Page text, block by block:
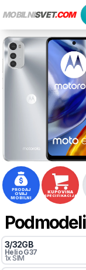
MOBILNISVET.COM
PRODAJ
OVAJ
MOBILNI
KUPOVINA
SPECIFIKACIJA
Podmodeli
3/32GB
Helio G37
1x SIM